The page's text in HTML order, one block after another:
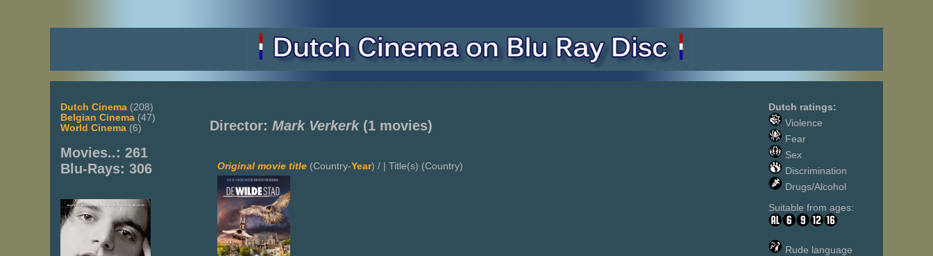
Dutch Cinema (208)
Belgian Cinema (47)
World Cinema (6)
Movies..: 261
Blu-Rays: 306
Dutch ratings:
Violence
Fear
Sex
Discrimination
Drugs/Alcohol
Suitable from ages:
Rude language
Director: Mark Verkerk(1 movies)
Original movie title (Country-Year) / | Title(s) (Country)